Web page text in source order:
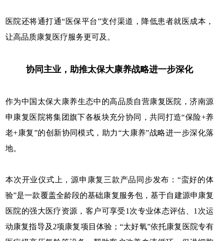
医院还将通打通“医保平台”支付渠道，降低患者就医成本，
让高品质康复医疗服务更可及。
协同主业，助推太保大康养战略进一步深化
作为中国太保大康养生态中的高品质自营康复医院，济南源
申康复医院将集团旗下各板块充分协同，共同打造“保险+养
老+康复”的创新协同模式，助力“大康养”战略进一步深化落
地。
本次开业仪式上，源申康复三款产品同步发布：“蛮好的体
验”是一款覆盖全龄段的基础康复服务包，基于自建源申康复
医院的强大医疗资源，客户可享受1次专业体态评估、1次运
动康复指导及2项康复项目体验；“太好氧”依托康复医院专有